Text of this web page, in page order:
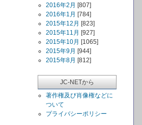
2016年2月 [807]
2016年1月 [784]
2015年12月 [823]
2015年11月 [927]
2015年10月 [1065]
2015年9月 [944]
2015年8月 [812]
JC-NETから
著作権及び肖像権などに
ついて
プライバシーポリシー